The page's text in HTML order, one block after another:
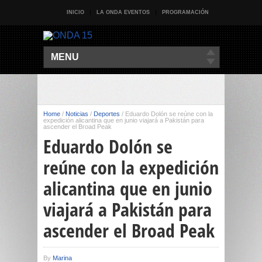
INICIO LA ONDA EVENTOS PROGRAMACIÓN
MENU
Home / Noticias / Deportes / Eduardo Dolón se reúne con la
expedición alicantina que en junio viajará a Pakistán para
ascender el Broad Peak
Eduardo Dolón se
reúne con la expedición
alicantina que en junio
viajará a Pakistán para
ascender el Broad Peak
By Marina